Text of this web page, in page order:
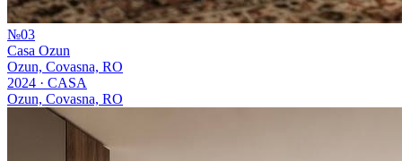
№03
Casa Ozun
Ozun, Covasna, RO
2024 · CASA
Ozun, Covasna, RO